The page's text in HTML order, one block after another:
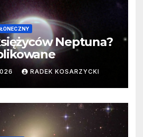
Neptuna?
RADEK KOSARZYCKI